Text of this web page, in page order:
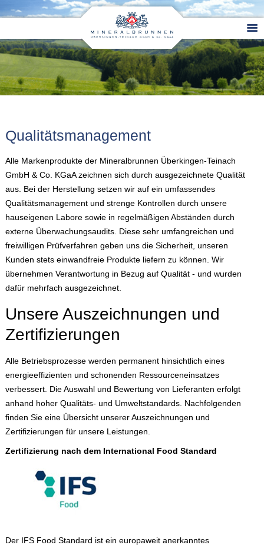
Qualitätsmanagement
Alle Markenprodukte der Mineralbrunnen Überkingen-Teinach
GmbH & Co. KGaA zeichnen sich durch ausgezeichnete Qualität
aus. Bei der Herstellung setzen wir auf ein umfassendes
Qualitätsmanagement und strenge Kontrollen durch unsere
hauseigenen Labore sowie in regelmäßigen Abständen durch
externe Überwachungsaudits. Diese sehr umfangreichen und
freiwilligen Prüfverfahren geben uns die Sicherheit, unseren
Kunden stets einwandfreie Produkte liefern zu können. Wir
übernehmen Verantwortung in Bezug auf Qualität - und wurden
dafür mehrfach ausgezeichnet.
Unsere Auszeichnungen und
Zertifizierungen
Alle Betriebsprozesse werden permanent hinsichtlich eines
energieeffizienten und schonenden Ressourceneinsatzes
verbessert. Die Auswahl und Bewertung von Lieferanten erfolgt
anhand hoher Qualitäts- und Umweltstandards. Nachfolgenden
finden Sie eine Übersicht unserer Auszeichnungen und
Zertifizierungen für unsere Leistungen.
Zertifizierung nach dem International Food Standard
Der IFS Food Standard ist ein europaweit anerkanntes